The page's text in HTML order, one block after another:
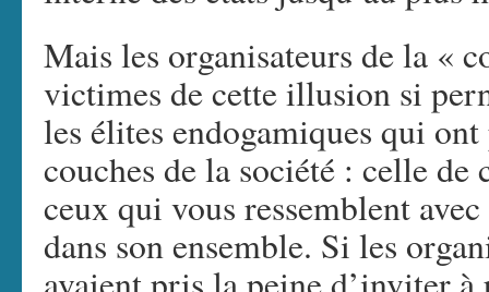
Mais les organisateurs de la «
victimes de cette illusion si
les élites endogamiques qui
couches de la société : celle de
ceux qui vous ressemblent
dans son ensemble. Si les